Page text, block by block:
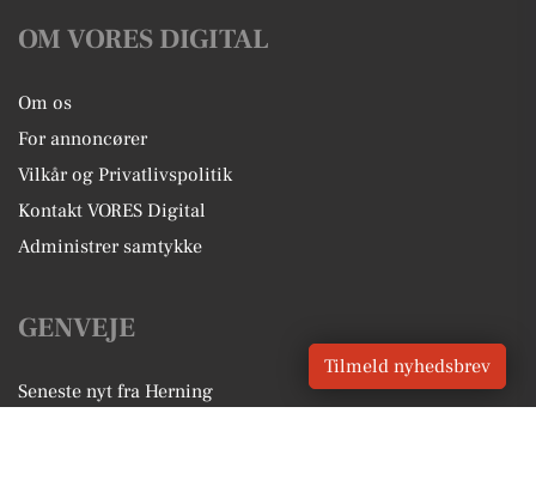
OM VORES DIGITAL
Om os
For annoncører
Vilkår og Privatlivspolitik
Kontakt VORES Digital
Administrer samtykke
GENVEJE
Seneste nyt fra Herning
Tilmeld nyhedsbrev